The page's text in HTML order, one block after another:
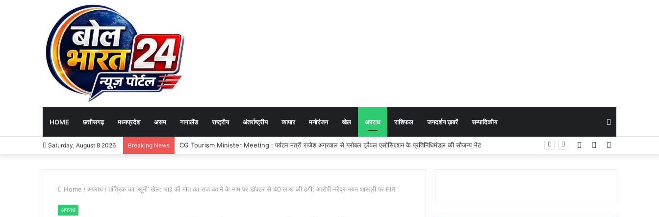
HOME छत्तीसगढ़ मध्यप्रदेश असम नागालैंड राष्ट्रीय अंतर्राष्ट्रीय व्यापार मनोरंजन खेल अपराध राशिफल जनदर्शन ख़बरें सम्पादिकीय
Saturday, August 8 2026 Breaking News Governance News : गुजरात में छत्तीसगढ़ पर्यटन की दमदार दस्तक, गांधीनगर के ‘ट्रैवल एंड टूरिज्म फेयर’ में छत्तीसगढ़ टूरिज्म बोर्ड की प्रभावी सहभागिता YouTube
Facebook
Home / अपराध / तांत्रिक का ‘खूनी’ खेल: भाई की मौत का राज बताने के नाम पर डॉक्टर से 40 लाख की ठगी; आरोपी नरेंद्र नयन शास्त्री पर FIR
अपराध